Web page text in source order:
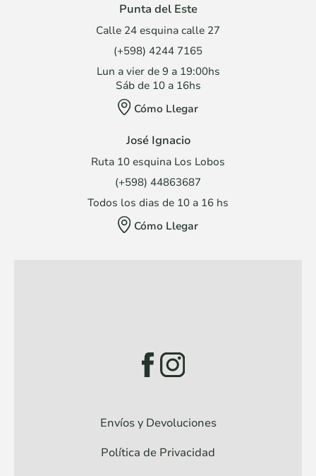
Punta del Este
Calle 24 esquina calle 27
(+598) 4244 7165
Lun a vier de 9 a 19:00hs
Sáb de 10 a 16hs
Cómo Llegar
José Ignacio
Ruta 10 esquina Los Lobos
(+598) 44863687
Todos los dias de 10 a 16 hs
Cómo Llegar
Envíos y Devoluciones
Política de Privacidad